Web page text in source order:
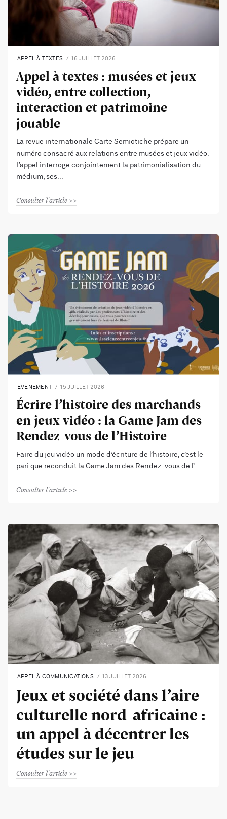
APPEL À TEXTES 16 JUILLET 2026
Appel à textes : musées et jeux
vidéo, entre collection,
interaction et patrimoine
jouable
La revue internationale Carte Semiotiche prépare un
numéro consacré aux relations entre musées et jeux vidéo.
L’appel interroge conjointement la patrimonialisation du
médium, ses
Consulter l'article
EVENEMENT 15 JUILLET 2026
Écrire l’histoire des marchands
en jeux vidéo : la Game Jam des
Rendez-vous de l’Histoire
Faire du jeu vidéo un mode d’écriture de l’histoire, c’est le
pari que reconduit la Game Jam des Rendez-vous de l’
Consulter l'article
APPEL À COMMUNICATIONS 13 JUILLET 2026
Jeux et société dans l’aire
culturelle nord-africaine :
un appel à décentrer les
études sur le jeu
Consulter l'article